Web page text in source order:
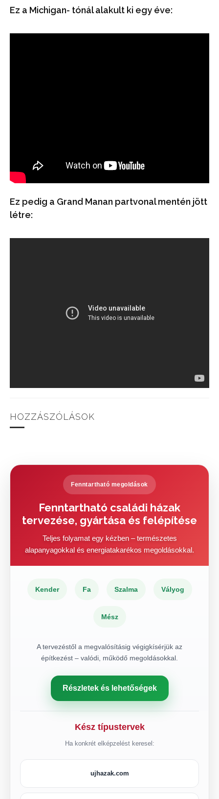
Ez a Michigan- tónál alakult ki egy éve:
Ez pedig a Grand Manan partvonal mentén jött
létre:
HOZZÁSZÓLÁSOK
Fenntartható megoldások
Fenntartható családi házak
tervezése, gyártása és felépítése
Teljes folyamat egy kézben – természetes
alapanyagokkal és energiatakarékos megoldásokkal.
Kender Fa Szalma Vályog
Mész
A tervezéstől a megvalósításig végigkísérjük az
építkezést – valódi, működő megoldásokkal.
Részletek és lehetőségek
Kész típustervek
Ha konkrét elképzelést keresel:
ujhazak.com